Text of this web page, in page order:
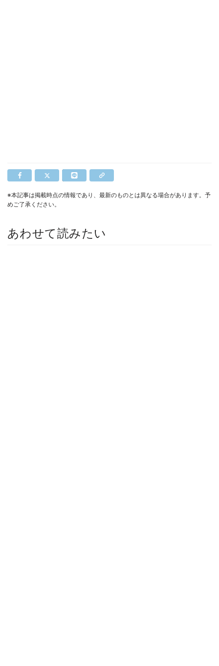
※本記事は掲載時点の情報であり、最新のものとは異なる場合があります。予
めご了承ください。
あわせて読みたい